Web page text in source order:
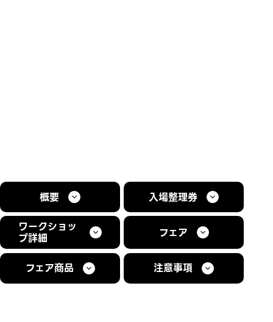
概要
入場整理券
ワークショッ
プ詳細 フェア
フェア商品 注意事項